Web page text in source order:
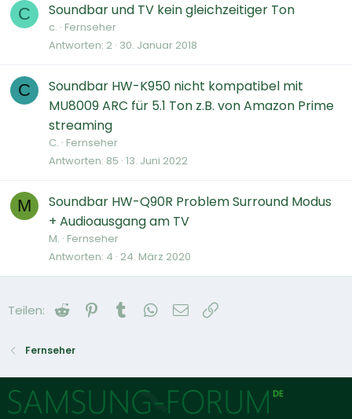
C Soundbar und TV kein gleichzeitiger Ton
c. Fernseher
Antworten 2 30. Januar 2018
C
Soundbar HW-K950 nicht kompatibel mit
MU8009 ARC für 5.1 Ton z.B. von Amazon Prime
streaming
C. Fernseher
Antworten 85 13. Juni 2022
M
Soundbar HW-Q90R Problem Surround Modus
+ Audioausgang am TV
M. Fernseher
Antworten 4 24. März 2020
Teilen: Reddit Pinterest
Tumblr WhatsApp
E-Mail
Fernseher